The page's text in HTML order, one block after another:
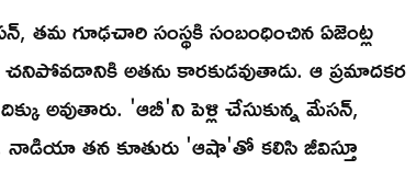
గూఢచారి సంస్థకి సంబంధించిన ఏజెంట్ల
అతను కారకుడవుతాడు. ఆ ప్రమాదకర
అవుతారు. 'ఆబీ'ని పెళ్లి చేసుకున్న మేసన్,
నాడియా తన కూతురు 'ఆషా'తో కలిసి జీవిస్తూ